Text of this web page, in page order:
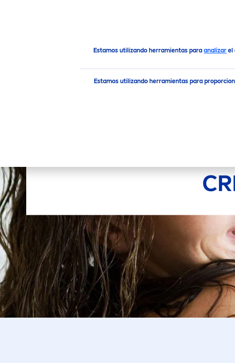
Estamos utilizando herramientas paraanalizar el
Estamos utilizando herramientas para